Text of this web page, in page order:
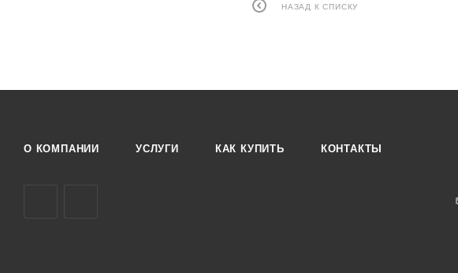
НАЗАД К СПИСКУ
О КОМПАНИИ УСЛУГИ КАК КУПИТЬ КОНТАКТЫ